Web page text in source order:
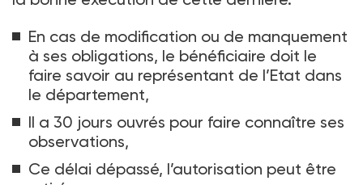
En cas de modification ou de manquement
à ses obligations, le bénéficiaire doit le
faire savoir au représentant de l’Etat dans
le département,
Il a 30 jours ouvrés pour faire connaître ses
observations,
Ce délai dépassé, l’autorisation peut être